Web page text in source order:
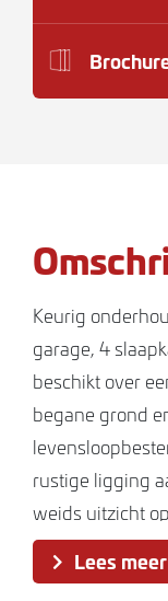
Keurig
garage, 4
beschikt over
begane grond
rustige ligging
weids uitzicht
OOK MOGELIJK
Lees meer